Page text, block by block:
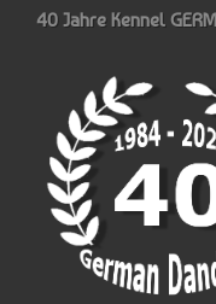
40 Jahre Kennel